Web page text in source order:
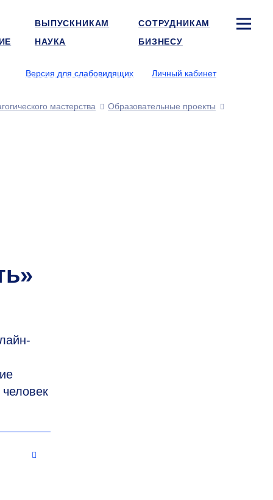
ВЫПУСКНИКАМ
СОТРУДНИКАМ
НАУКА БИЗНЕСУ
Версия для слабовидящих Личный кабинет
мастерства
Образовательные проекты